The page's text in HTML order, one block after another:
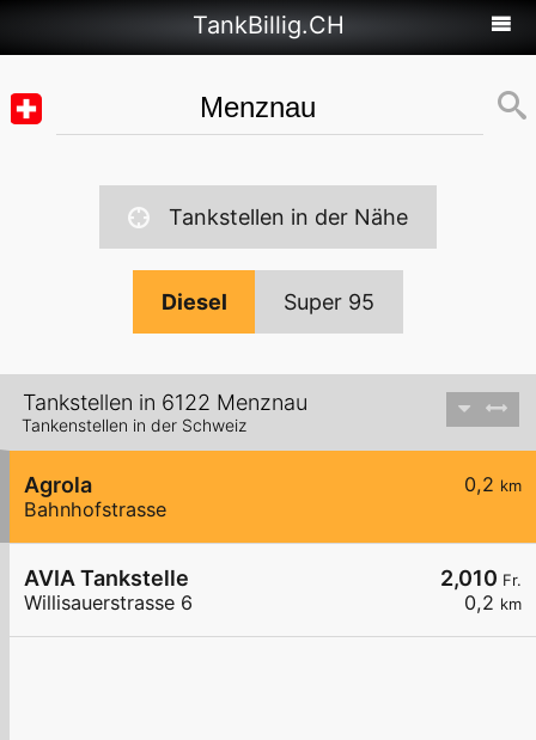
TankBillig.CH
Tankstellen in der Nähe
Diesel Super 95
Tankstellen in 6122 Menznau
Tankenstellen in der Schweiz
0,2 km
Agrola
Bahnhofstrasse
2,010 Fr.
0,2 km
AVIA Tankstelle
Willisauerstrasse 6